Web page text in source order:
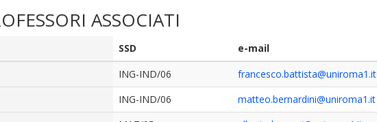
ASSOCIATI
SSD e-mail
ING-IND/06 francesco.battista@uniroma1.it
ING-IND/06 matteo.bernardini@uniroma1.it